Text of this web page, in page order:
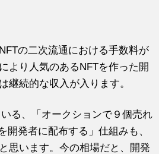
の二次流通における手数料が
より人気のあるNFTを作った開
継続的な収入が入ります。
る、「オークションで９個売れ
開発者に配布する」仕組みも、
思います。今の相場だと、開発